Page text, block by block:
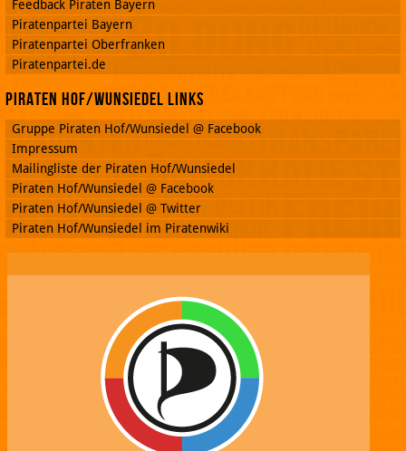
Feedback Piraten Bayern
Piratenpartei Bayern
Piratenpartei Oberfranken
Piratenpartei.de
Piraten Hof/Wunsiedel Links
Gruppe Piraten Hof/Wunsiedel @ Facebook
Impressum
Mailingliste der Piraten Hof/Wunsiedel
Piraten Hof/Wunsiedel @ Facebook
Piraten Hof/Wunsiedel @ Twitter
Piraten Hof/Wunsiedel im Piratenwiki